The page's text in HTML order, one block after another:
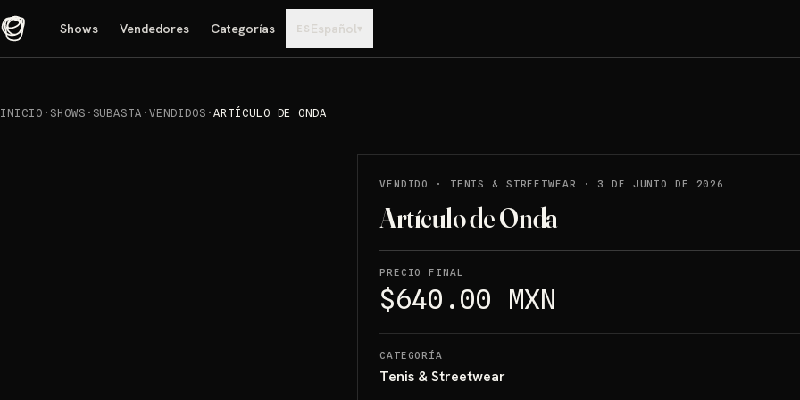
Shows Vendedores Categorías ES Español▾
INICIO · SHOWS · SUBASTA ·VENDIDOS · ARTÍCULO DE ONDA
VENDIDO · TENIS & STREETWEAR · 3 DE JUNIO DE 2026
Artículo de Onda
PRECIO FINAL
$640.00 MXN
CATEGORÍA
Tenis & Streetwear